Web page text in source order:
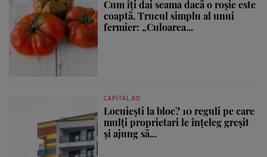
Cum îți dai seama dacă o roșie este
coaptă. Trucul simplu al unui
fermier: „Culoarea...
CAPITAL.RO
Locuiești la bloc? 10 reguli pe care
mulți proprietari le înțeleg greșit
și ajung să...